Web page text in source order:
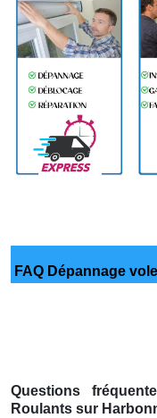
FAQ Dépannage
Questions
Roulants sur